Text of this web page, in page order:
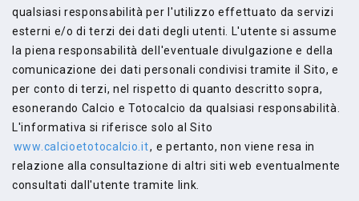
qualsiasi responsabilità per l'utilizzo effettuato da servizi
esterni e/o di terzi dei dati degli utenti. L'utente si assume
la piena responsabilità dell'eventuale divulgazione e della
comunicazione dei dati personali condivisi tramite il Sito, e
per conto di terzi, nel rispetto di quanto descritto sopra,
esonerando Calcio e Totocalcio da qualsiasi responsabilità.
L'informativa si riferisce solo al Sito
www.calcioetotocalcio.it, e pertanto, non viene resa in
relazione alla consultazione di altri siti web eventualmente
consultati dall'utente tramite link.